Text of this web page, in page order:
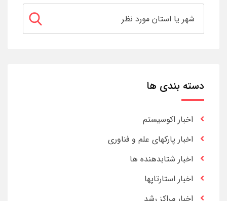
دسته بندی ها
اخبار اکوسیستم
اخبار پارکهای علم و فناوری
اخبار شتابدهنده ها
اخبار استارتاپها